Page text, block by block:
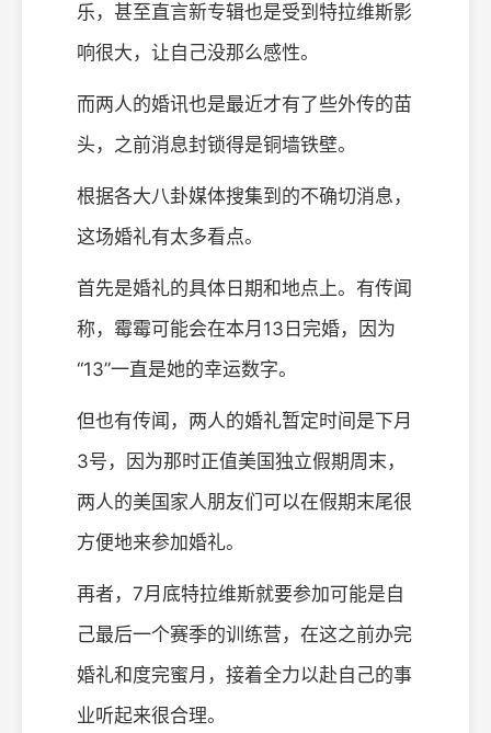
乐，甚至直言新专辑也是受到特拉维斯影
响很大，让自己没那么感性。
而两人的婚讯也是最近才有了些外传的苗
头，之前消息封锁得是铜墙铁壁。
根据各大八卦媒体搜集到的不确切消息，
这场婚礼有太多看点。
首先是婚礼的具体日期和地点上。有传闻
称，霉霉可能会在本月13日完婚，因为
“13”一直是她的幸运数字。
但也有传闻，两人的婚礼暂定时间是下月
3号，因为那时正值美国独立假期周末，
两人的美国家人朋友们可以在假期末尾很
方便地来参加婚礼。
再者，7月底特拉维斯就要参加可能是自
己最后一个赛季的训练营，在这之前办完
婚礼和度完蜜月，接着全力以赴自己的事
业听起来很合理。